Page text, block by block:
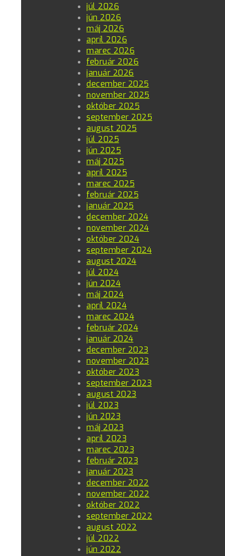
júl 2026
jún 2026
máj 2026
apríl 2026
marec 2026
február 2026
január 2026
december 2025
november 2025
október 2025
september 2025
august 2025
júl 2025
jún 2025
máj 2025
apríl 2025
marec 2025
február 2025
január 2025
december 2024
november 2024
október 2024
september 2024
august 2024
júl 2024
jún 2024
máj 2024
apríl 2024
marec 2024
február 2024
január 2024
december 2023
november 2023
október 2023
september 2023
august 2023
júl 2023
jún 2023
máj 2023
apríl 2023
marec 2023
február 2023
január 2023
december 2022
november 2022
október 2022
september 2022
august 2022
júl 2022
jún 2022